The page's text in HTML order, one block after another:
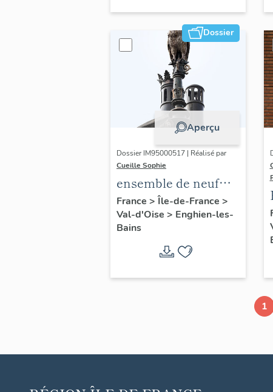
Dossier
Aperçu
Dossier IM95000517 | Réalisé par
Cueille Sophie
ensemble de neuf
épis et décors de
faîtage
France > Île-de-France >
Val-d'Oise > Enghien-les-
Bains
1